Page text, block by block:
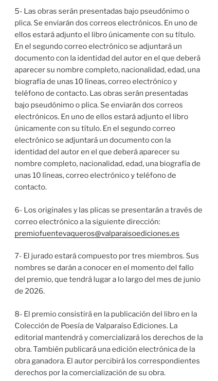
5- Las obras serán presentadas bajo pseudónimo o
plica. Se enviarán dos correos electrónicos. En uno de
ellos estará adjunto el libro únicamente con su título.
En el segundo correo electrónico se adjuntará un
documento con la identidad del autor en el que deberá
aparecer su nombre completo, nacionalidad, edad, una
biografía de unas 10 líneas, correo electrónico y
teléfono de contacto. Las obras serán presentadas
bajo pseudónimo o plica. Se enviarán dos correos
electrónicos. En uno de ellos estará adjunto el libro
únicamente con su título. En el segundo correo
electrónico se adjuntará un documento con la
identidad del autor en el que deberá aparecer su
nombre completo, nacionalidad, edad, una biografía de
unas 10 líneas, correo electrónico y teléfono de
contacto.
6- Los originales y las plicas se presentarán a través de
correo electrónico a la siguiente dirección:
premiofuentevaqueros@valparaisoediciones.es
7- El jurado estará compuesto por tres miembros. Sus
nombres se darán a conocer en el momento del fallo
del premio, que tendrá lugar a lo largo del mes de junio
de 2026.
8- El premio consistirá en la publicación del libro en la
Colección de Poesía de Valparaíso Ediciones. La
editorial mantendrá y comercializará los derechos de la
obra. También publicará una edición electrónica de la
obra ganadora. El autor percibirá los correspondientes
derechos por la comercialización de su obra.